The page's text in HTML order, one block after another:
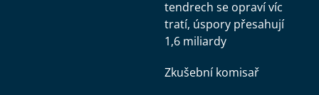
tendrech se opraví víc
tratí, úspory přesahují
1,6 miliardy
Zkušební komisař